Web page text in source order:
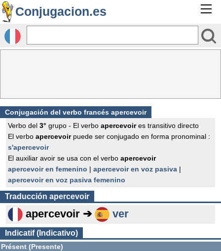
Conjugacion.es
Conjugación del verbo francés apercevoir
Verbo del 3° grupo - El verbo apercevoires transitivo directo
El verbo apercevoirpuede ser conjugado en forma pronominal :
s'apercevoir
El auxiliar avoir se usa con el verbo apercevoir
apercevoir en femenino | apercevoir en voz pasiva |
apercevoir en voz pasiva femenino
Traducción apercevoir
apercevoir ➔ ver
Indicatif (Indicativo)
Présent (Presente)